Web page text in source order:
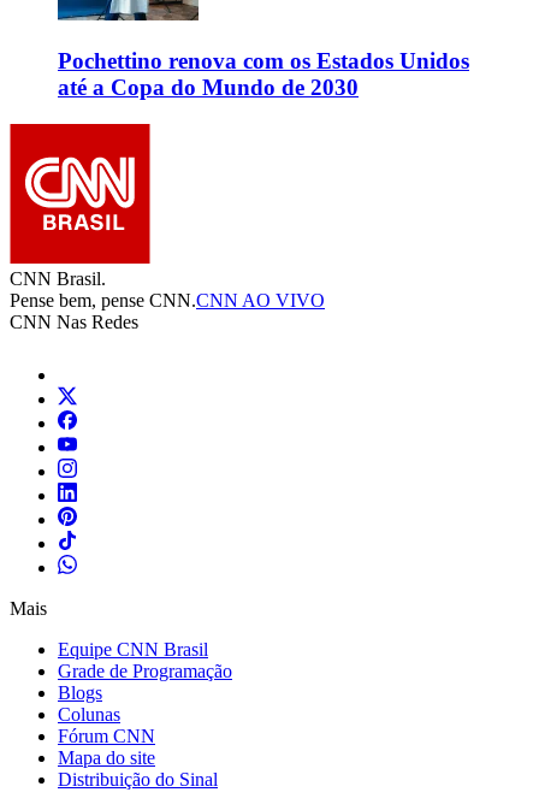
Pochettino renova com os Estados Unidos
até a Copa do Mundo de 2030
CNN Brasil.
Pense bem, pense CNN.CNN AO VIVO
CNN Nas Redes
Mais
Equipe CNN Brasil
Grade de Programação
Blogs
Colunas
Fórum CNN
Mapa do site
Distribuição do Sinal